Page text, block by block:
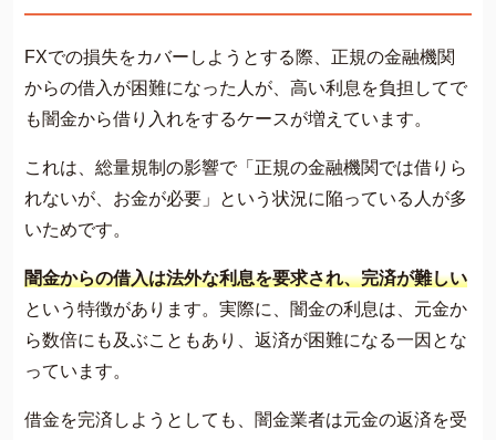
FXでの損失をカバーしようとする際、正規の金融機関
からの借入が困難になった人が、高い利息を負担してで
も闇金から借り入れをするケースが増えています。
これは、総量規制の影響で「正規の金融機関では借りら
れないが、お金が必要」という状況に陥っている人が多
いためです。
闇金からの借入は法外な利息を要求され、完済が難しい
という特徴があります。実際に、闇金の利息は、元金か
ら数倍にも及ぶこともあり、返済が困難になる一因とな
っています。
借金を完済しようとしても、闇金業者は元金の返済を受